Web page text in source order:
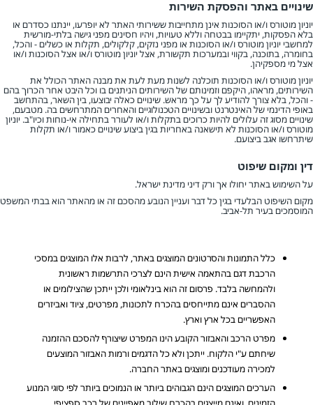
שינויים באתר והפסקת השירות
יוניון מוטורס ו/או הסוכנות אינן מתחייבות ששירותי האתר לא יופרעו, יינתנו כסדרם או
בלא הפסקות, יתקיימו בבטחה וללא טעויות, ויהיו חסינים מפני גישה בלתי-מורשית
למחשבי יוניון מוטורס ו/או הסוכנות או מפני נזקים, קלקולים, תקלות או כשלים - והכל,
בחומרה, בתוכנה, בקווי ובמערכות תקשורת, אצל יוניון מוטורס ו/או אצל הסוכנות ו/או
אצל מי מספקיהן.
יוניון מוטורס ו/או הסוכנות תוכלנה לשנות מעת לעת את מבנה האתר הכולל את
השירותים, מראהו, היקפם וזמינותם של השירותים הניתנים בו וכל היבט אחר הכרוך בהם
- והכל, בלא צורך להודיע לך על כך מראש. שינויים כאלה יבוצעו, בין השאר, בהתחשב
באופי הדינמי של האינטרנט ובשינויים הטכנולוגיים והאחרים המתרחשים בה. מטבעם,
שינויים מסוג זה עלולים להיות כרוכים בתקלות ו/או לעורר בתחילה אי-נוחות וכיו"ב. יוניון
מוטורס ו/או הסוכנות לא תישאנה באחריות בגין ביצוע שינויים כאמור ו/או תקלות
שיתרחשו אגב ביצועם.
דין ומקום שיפוט
על השימוש באתר יחולו אך ורק דיני מדינת ישראל.
מקום השיפוט הבלעדי בגין כל דבר ועניין הנובע מהסכם זה או מהאתר הוא בבתי המשפט
המוסמכים בעיר תל-אביב.
כלל התמונות והסרטונים המוצגים באתר, לרבות אלו המוצגים במסכי
הרכבת דגם בהתאמה אישית הינם לצרכי התרשמות ראשונית
ולהמחשה בלבד. פרסום זה הוא בינלאומי ולכן ייתכן שהצילומים או
ההסברים אינם מתייחסים בהכרח לתכונות, מפרטים, ציוד ואביזרים
האפשריים בכל ארץ וארץ.
מפרט הרכב והאבזור הקובע הינו המפרט שיצורף להסכם ההזמנה
שיחתם ע"י הלקוח. ייתכן ולא כל הדגמים ורמות האבזור המוצעים
למכירה מעודכנים ומוצגים באתר החברה.
הערכים המוצגים הינם הגבוהים ביותר או הנמוכים ביותר לפי סוגי המנוע